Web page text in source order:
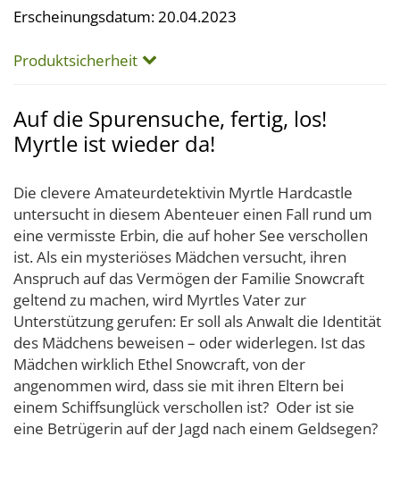
Erscheinungsdatum: 20.04.2023
Produktsicherheit
Auf die Spurensuche, fertig, los!
Myrtle ist wieder da!
Die clevere Amateurdetektivin Myrtle Hardcastle
untersucht in diesem Abenteuer einen Fall rund um
eine vermisste Erbin, die auf hoher See verschollen
ist. Als ein mysteriöses Mädchen versucht, ihren
Anspruch auf das Vermögen der Familie Snowcraft
geltend zu machen, wird Myrtles Vater zur
Unterstützung gerufen: Er soll als Anwalt die Identität
des Mädchens beweisen – oder widerlegen. Ist das
Mädchen wirklich Ethel Snowcraft, von der
angenommen wird, dass sie mit ihren Eltern bei
einem Schiffsunglück verschollen ist? Oder ist sie
eine Betrügerin auf der Jagd nach einem Geldsegen?